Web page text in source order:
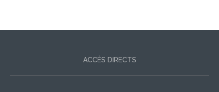
ACCÈS DIRECTS